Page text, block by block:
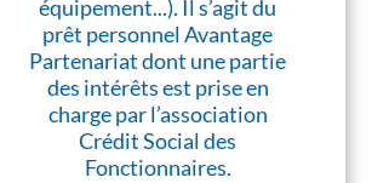
équipement...). Il s’agit du
prêt personnel Avantage
Partenariat dont une partie
des intérêts est prise en
charge par l’association
Crédit Social des
Fonctionnaires.